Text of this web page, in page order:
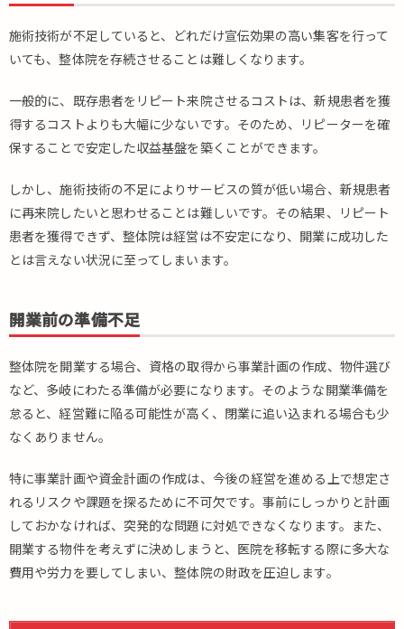
施術技術が不足していると、どれだけ宣伝効果の高い集客を行って
いても、整体院を存続させることは難しくなります。
一般的に、既存患者をリピート来院させるコストは、新規患者を獲
得するコストよりも大幅に少ないです。そのため、リピーターを確
保することで安定した収益基盤を築くことができます。
しかし、施術技術の不足によりサービスの質が低い場合、新規患者
に再来院したいと思わせることは難しいです。その結果、リピート
患者を獲得できず、整体院は経営は不安定になり、開業に成功した
とは言えない状況に至ってしまいます。
開業前の準備不足
整体院を開業する場合、資格の取得から事業計画の作成、物件選び
など、多岐にわたる準備が必要になります。そのような開業準備を
怠ると、経営難に陥る可能性が高く、閉業に追い込まれる場合も少
なくありません。
特に事業計画や資金計画の作成は、今後の経営を進める上で想定さ
れるリスクや課題を探るために不可欠です。事前にしっかりと計画
しておかなければ、突発的な問題に対処できなくなります。また、
開業する物件を考えずに決めしまうと、医院を移転する際に多大な
費用や労力を要してしまい、整体院の財政を圧迫します。